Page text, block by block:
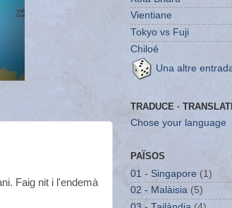
Faig nit i l'endemà
Vientiane
Tokyo vs Fuji
Chiloé
Una altre
TRADUCE ·
Chose your language
PAÏSOS
01 - Singapore (1)
02 - Malàisia (5)